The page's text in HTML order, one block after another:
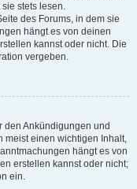
stets lesen.
des Forums, in dem sie
hängt es von deinen
kannst oder nicht. Die
vergeben.
den Ankündigungen und
meist einen wichtigen Inhalt,
hängt es von
erstellen kannst oder nicht;
ein.